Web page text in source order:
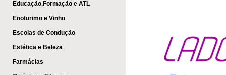
Educação,Formação e ATL
Enoturimo e Vinho
Escolas de Condução
Estética e Beleza
Farmácias